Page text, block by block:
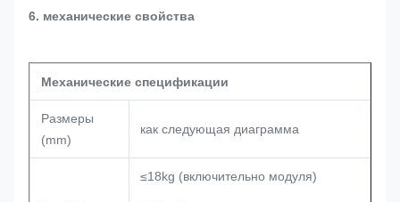
6. механические свойства
Механические спецификации
Размеры
(mm)
как следующая диаграмма
≤18kg (включительно модуля)